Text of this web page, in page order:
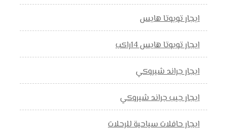
ايجار تويوتا هايس
ايجار تويوتا هايس 14راكب
ايجار جراند شيروكي
ايجار جيب جراند شيروكي
ايجار حافلات سياحية للرحلات